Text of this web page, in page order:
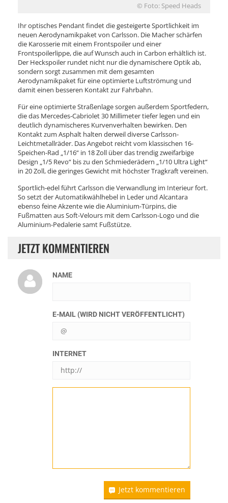
© Foto: Speed Heads
Ihr optisches Pendant findet die gesteigerte Sportlichkeit im
neuen Aerodynamikpaket von Carlsson. Die Macher schärfen
die Karosserie mit einem Frontspoiler und einer
Frontspoilerlippe, die auf Wunsch auch in Carbon erhältlich ist.
Der Heckspoiler rundet nicht nur die dynamischere Optik ab,
sondern sorgt zusammen mit dem gesamten
Aerodynamikpaket für eine optimierte Luftströmung und
damit einen besseren Kontakt zur Fahrbahn.
Für eine optimierte Straßenlage sorgen außerdem Sportfedern,
die das Mercedes-Cabriolet 30 Millimeter tiefer legen und ein
deutlich dynamischeres Kurvenverhalten bewirken. Den
Kontakt zum Asphalt halten derweil diverse Carlsson-
Leichtmetallräder. Das Angebot reicht vom klassischen 16-
Speichen-Rad „1/16“ in 18 Zoll über das trendig zweifarbige
Design „1/5 Revo“ bis zu den Schmiederädern „1/10 Ultra Light“
in 20 Zoll, die geringes Gewicht mit höchster Tragkraft vereinen.
Sportlich-edel führt Carlsson die Verwandlung im Interieur fort.
So setzt der Automatikwählhebel in Leder und Alcantara
ebenso feine Akzente wie die Aluminium-Türpins, die
Fußmatten aus Soft-Velours mit dem Carlsson-Logo und die
Aluminium-Pedalerie samt Fußstütze.
JETZT KOMMENTIEREN
NAME
E-MAIL (WIRD NICHT VERÖFFENTLICHT)
INTERNET
Jetzt kommentieren